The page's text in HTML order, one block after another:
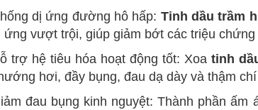
dị ứng đường hô hấp: Tinh dầu trầm
ứng vượt trội, giúp giảm bớt các triệu
trợ hệ tiêu hóa hoạt động tốt: Xoatinh
hơi, đầy bụng, đau dạ dày và thậm
đau bụng kinh nguyệt: Thành phần ấm